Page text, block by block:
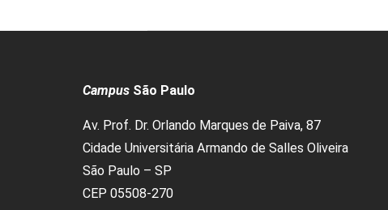
Campus São Paulo
Av. Prof. Dr. Orlando Marques de Paiva, 87
Cidade Universitária Armando de Salles Oliveira
São Paulo – SP
CEP 05508-270